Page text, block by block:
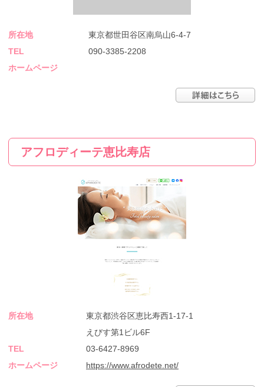
所在地
東京都世田谷区南烏山6-4-7
TEL
090-3385-2208
ホームページ
アフロディーテ恵比寿店
所在地
東京都渋谷区恵比寿西1-17-1
えびす第1ビル6F
TEL
03-6427-8969
ホームページ
https://www.afrodete.net/